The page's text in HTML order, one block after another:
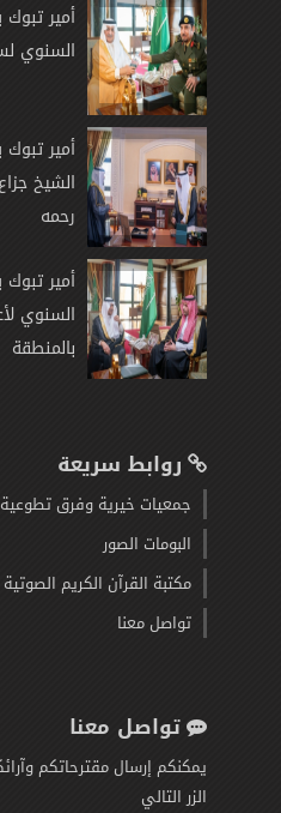
أمير تبوك
السنوي
أمير
الشيخ
رحمه
أمير
السنوي
بالمنطقة
روابط سريعة
جمعيات خيرية وفرق تطوعية
البومات الصور
مكتبة القرآن الكريم الصوتية
تواصل معنا
تواصل معنا
يمكنكم إرسال مقترحاتكم
الزر التالي